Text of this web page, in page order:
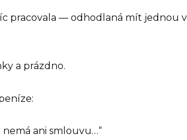
pracovala — odhodlaná mít jednou
a prázdno.
nemá ani smlouvu…“